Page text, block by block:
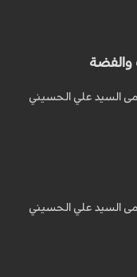
والفضة
السيد علي الحسيني
السيد علي الحسيني